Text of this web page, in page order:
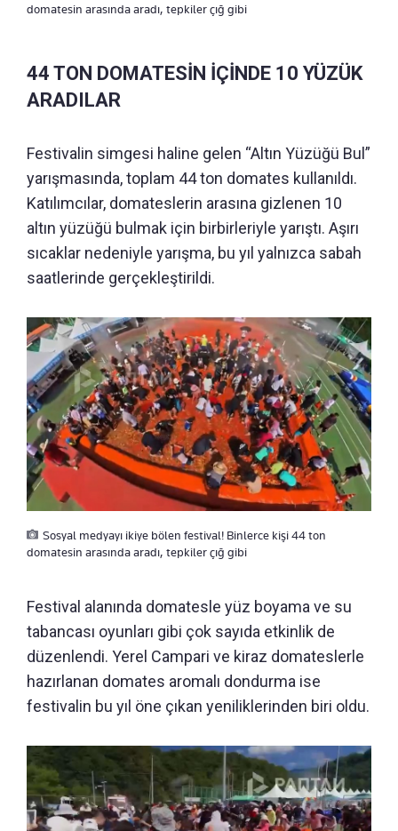
domatesin arasında aradı, tepkiler çığ gibi
44 TON DOMATESİN İÇİNDE 10 YÜZÜK
ARADILAR
Festivalin simgesi haline gelen “Altın Yüzüğü Bul”
yarışmasında, toplam 44 ton domates kullanıldı.
Katılımcılar, domateslerin arasına gizlenen 10
altın yüzüğü bulmak için birbirleriyle yarıştı. Aşırı
sıcaklar nedeniyle yarışma, bu yıl yalnızca sabah
saatlerinde gerçekleştirildi.
Sosyal medyayı ikiye bölen festival! Binlerce kişi 44 ton
domatesin arasında aradı, tepkiler çığ gibi
Festival alanında domatesle yüz boyama ve su
tabancası oyunları gibi çok sayıda etkinlik de
düzenlendi. Yerel Campari ve kiraz domateslerle
hazırlanan domates aromalı dondurma ise
festivalin bu yıl öne çıkan yeniliklerinden biri oldu.